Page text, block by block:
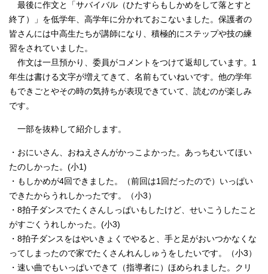
最後に作文と「サバイバル（ひたすらもしかめをして落とすと
終了）」を低学年、高学年に分かれておこないました。保護者の
皆さんには中高生たちが講師になり、積極的にステップや技の練
習をされていました。
作文は一旦預かり、委員がコメントをつけて返却しています。1
年生は書ける文字が増えてきて、名前もていねいです。他の学年
もできごとやその時の気持ちが表現できていて、読むのが楽しみ
です。
一部を抜粋して紹介します。
・おにいさん、おねえさんがかっこよかった。あっちむいてほい
たのしかった。(小1)
・もしかめが4回できました。（前回は1回だったので）いっぱい
できたからうれしかったです。（小3）
・8拍子ダンスでたくさんしっぱいもしたけど、せいこうしたこと
がすごくうれしかった。(小3)
・8拍子ダンスをはやいきょくでやると、手と足がおいつかなくな
ってしまったので家でたくさんれんしゅうをしたいです。（小3）
・速い曲でもいっぱいできて（指導者に）ほめられました。クリ